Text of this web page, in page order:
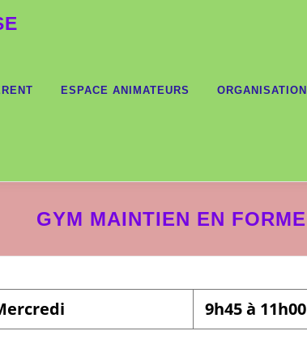
ESPACE ANIMATEURS ORGANISATION
GYM MAINTIEN EN FORME
9h45 à 11h00